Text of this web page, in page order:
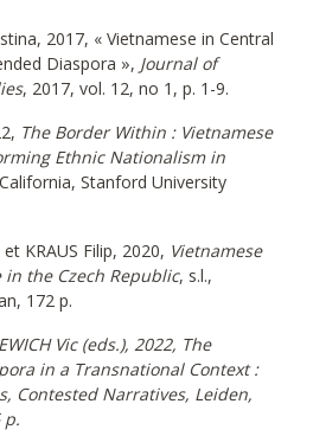
2017, « Vietnamese in Central
Diaspora », Journal of
, 2017, vol. 12, no 1, p. 1-9.
The Border Within : Vietnamese
Ethnic Nationalism in
Stanford University
KRAUS Filip, 2020, Vietnamese
in the Czech Republic, s.l.,
172 p.
Vic (eds.), 2022, The
in a Transnational Context :
Contested Narratives, Leiden,
p.